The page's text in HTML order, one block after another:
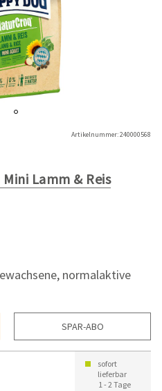
Artikelnummer:240000568
Lamm & Reis
normalaktive
SPAR-ABO
sofort
lieferbar
1 - 2 Tage